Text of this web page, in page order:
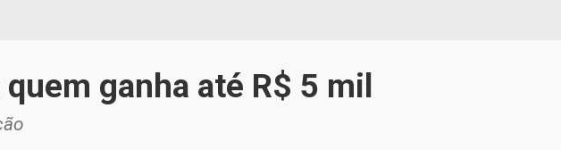
ganha até R$ 5 mil